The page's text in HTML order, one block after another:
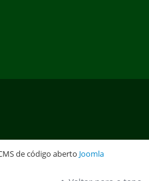
de código aberto Joomla